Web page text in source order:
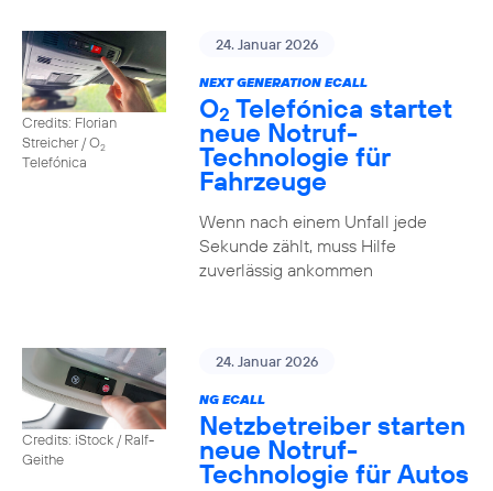
Credits: Florian
Streicher / O2
Telefónica
24. Januar 2026
NEXT GENERATION ECALL
O2 Telefónica startet
neue Notruf-
Technologie für
Fahrzeuge
Wenn nach einem Unfall jede
Sekunde zählt, muss Hilfe
zuverlässig ankommen
Credits: iStock / Ralf-
Geithe
24. Januar 2026
NG ECALL
Netzbetreiber starten
neue Notruf-
Technologie für Autos